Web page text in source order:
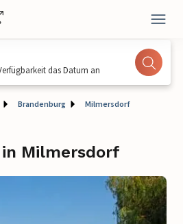
das Datum an
Brandenburg Milmersdorf
Milmersdorf